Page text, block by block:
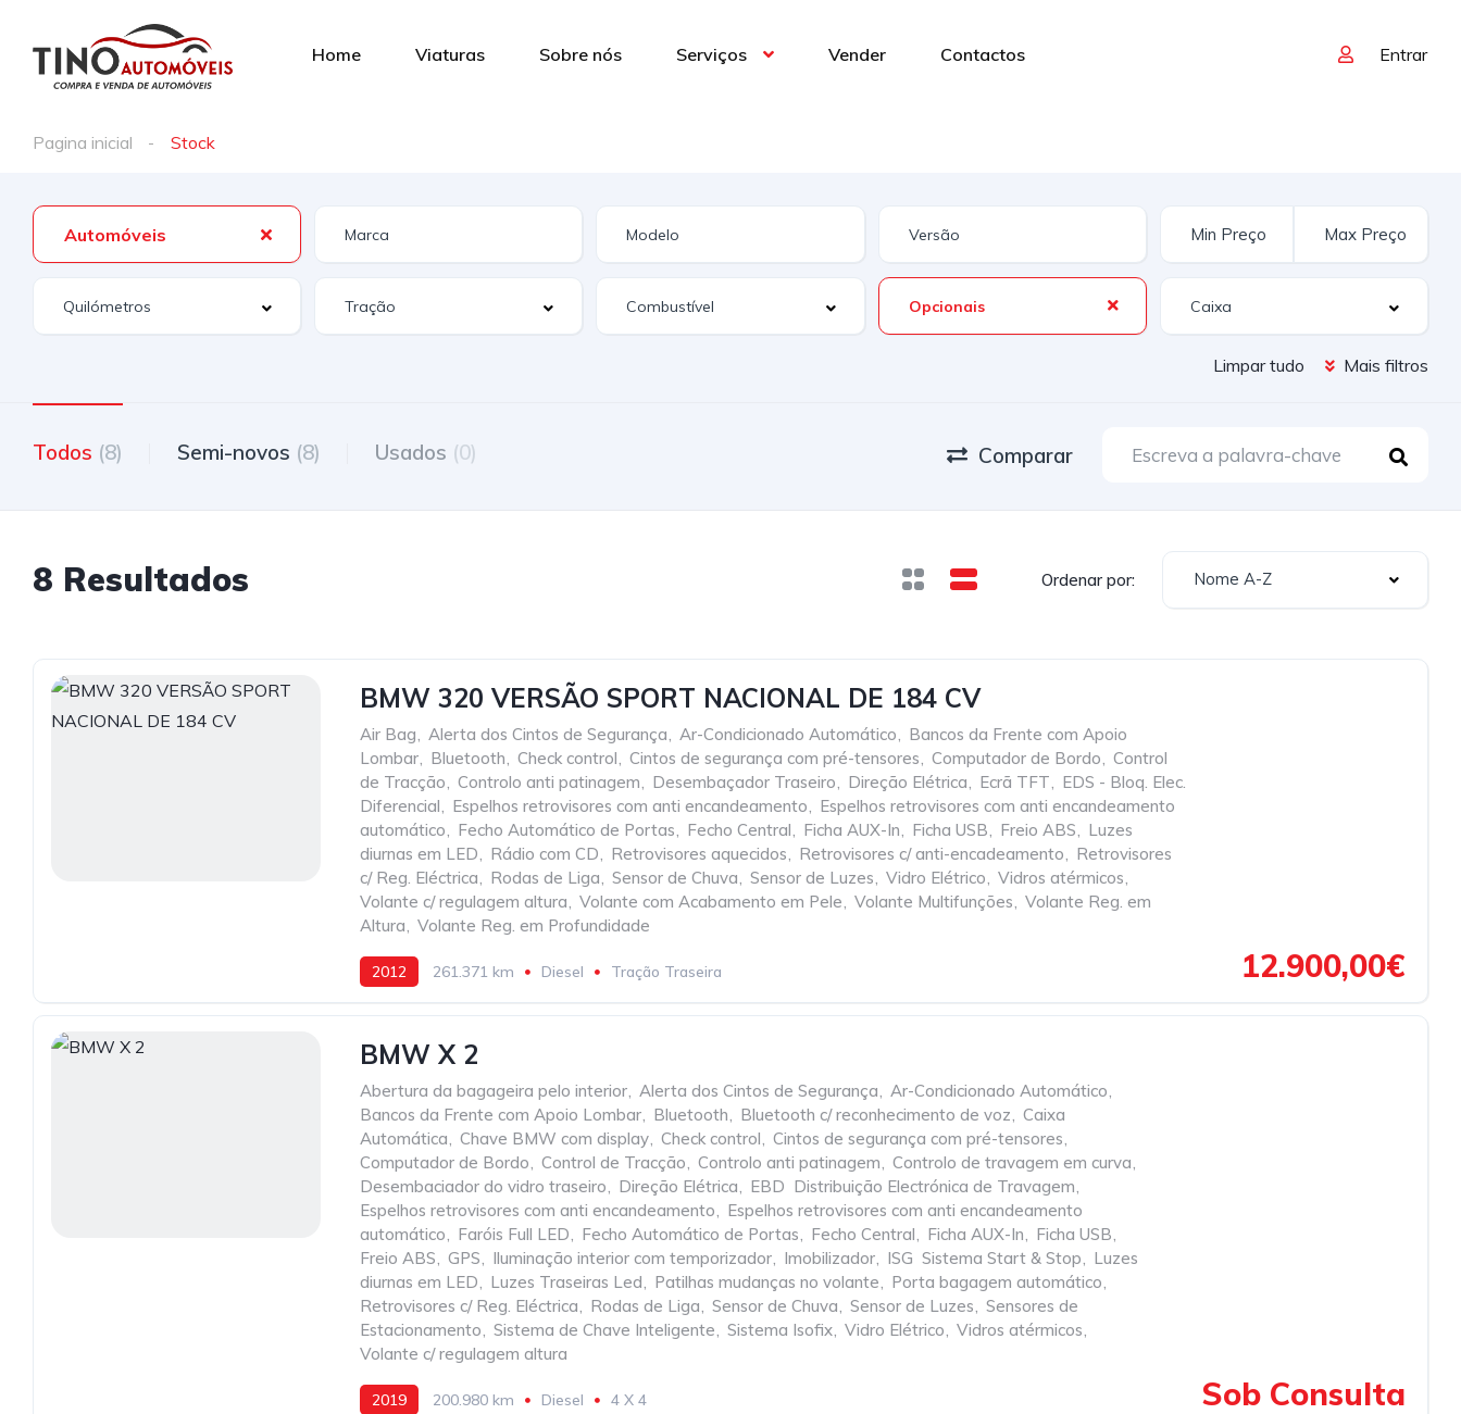
Home Viaturas Sobre nós Serviços Vender Contactos Entrar
Pagina inicial Stock
Automóveis
Opcionais
Limpar tudo Mais filtros
Todos (8) Semi-novos (8) Usados (0) Comparar
8 Resultados Ordenar por: Nome A-Z
BMW 320 VERSÃO SPORT NACIONAL DE 184 CV
Air Bag, Alerta dos Cintos de Segurança, Ar-Condicionado Automático, Bancos da Frente com Apoio
Lombar, Bluetooth, Check control, Cintos de segurança com pré-tensores, Computador de Bordo, Control
de Tracção, Controlo anti patinagem, Desembaçador Traseiro, Direção Elétrica, Ecrã TFT, EDS - Bloq. Elec.
Diferencial, Espelhos retrovisores com anti encandeamento, Espelhos retrovisores com anti encandeamento
automático, Fecho Automático de Portas, Fecho Central, Ficha AUX-In, Ficha USB, Freio ABS, Luzes
diurnas em LED, Rádio com CD, Retrovisores aquecidos, Retrovisores c/ anti-encadeamento, Retrovisores
c/ Reg. Eléctrica, Rodas de Liga, Sensor de Chuva, Sensor de Luzes, Vidro Elétrico, Vidros atérmicos,
Volante c/ regulagem altura, Volante com Acabamento em Pele, Volante Multifunções, Volante Reg. em
Altura, Volante Reg. em Profundidade
2012 261.371 km Diesel Tração Traseira 12.900,00€
BMW X 2
Abertura da bagageira pelo interior, Alerta dos Cintos de Segurança, Ar-Condicionado Automático,
Bancos da Frente com Apoio Lombar, Bluetooth, Bluetooth c/ reconhecimento de voz, Caixa
Automática, Chave BMW com display, Check control, Cintos de segurança com pré-tensores,
Computador de Bordo, Control de Tracção, Controlo anti patinagem, Controlo de travagem em curva,
Desembaciador do vidro traseiro, Direção Elétrica, EBD  Distribuição Electrónica de Travagem,
Espelhos retrovisores com anti encandeamento, Espelhos retrovisores com anti encandeamento
automático, Faróis Full LED, Fecho Automático de Portas, Fecho Central, Ficha AUX-In, Ficha USB,
Freio ABS, GPS, Iluminação interior com temporizador, Imobilizador, ISG  Sistema Start & Stop, Luzes
diurnas em LED, Luzes Traseiras Led, Patilhas mudanças no volante, Porta bagagem automático,
Retrovisores c/ Reg. Eléctrica, Rodas de Liga, Sensor de Chuva, Sensor de Luzes, Sensores de
Estacionamento, Sistema de Chave Inteligente, Sistema Isofix, Vidro Elétrico, Vidros atérmicos,
Volante c/ regulagem altura
2019 200.980 km Diesel 4 X 4 Sob Consulta